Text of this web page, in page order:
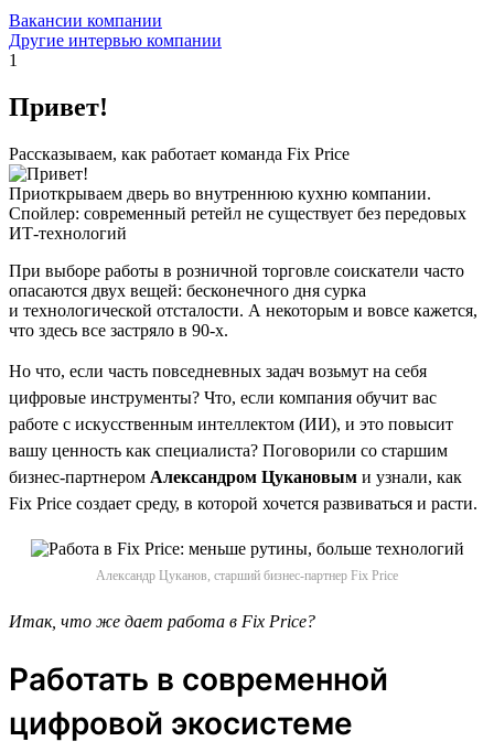
Вакансии компании
Другие интервью компании
1
Привет!
Рассказываем, как работает команда Fix Price
Приоткрываем дверь во внутреннюю кухню компании.
Спойлер: современный ретейл не существует без передовых
ИТ-технологий
При выборе работы в розничной торговле соискатели часто
опасаются двух вещей: бесконечного дня сурка
и технологической отсталости. А некоторым и вовсе кажется,
что здесь все застряло в 90-х.
Но что, если часть повседневных задач возьмут на себя
цифровые инструменты? Что, если компания обучит вас
работе с искусственным интеллектом (ИИ), и это повысит
вашу ценность как специалиста? Поговорили со старшим
бизнес-партнером Александром Цукановым и узнали, как
Fix Price создает среду, в которой хочется развиваться и расти.
Александр Цуканов, старший бизнес-партнер Fix Price
Итак, что же дает работа в Fix Price?
Работать в современной
цифровой экосистеме